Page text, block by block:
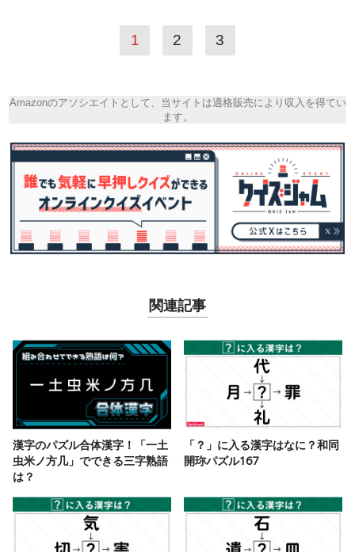
1 2 3
Amazonのアソシエイトとして、当サイトは適格販売により収入を得てい
ます。
関連記事
漢字のパズル合体漢字！「一土
虫米ノ方几」でできる三字熟語
は？
「？」に入る漢字はなに？和同
開珎パズル167